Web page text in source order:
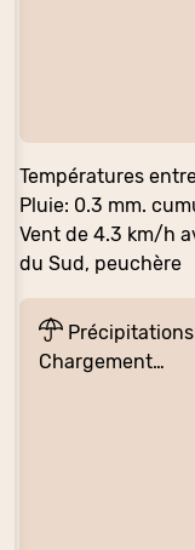
Températures
Pluie: 0.3 mm.
Vent de 4.3 km/h
du Sud, peuchère
Précipitations
Chargement…